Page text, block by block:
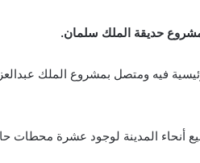
حديقة الملك سلمان.
فيه ومتصل بمشروع الملك
أنحاء المدينة لوجود عشرة محطات